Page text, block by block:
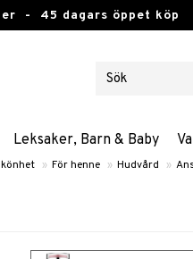
- 45 dagars öppet köp
Leksaker, Barn & Baby
» För henne » Hudvård »